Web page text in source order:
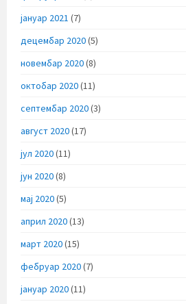
јануар 2021 (7)
децембар 2020(5)
новембар 2020(8)
октобар 2020(11)
септембар 2020(3)
август 2020(17)
јул 2020(11)
јун 2020(8)
мај 2020(5)
април 2020(13)
март 2020(15)
фебруар 2020(7)
јануар 2020(11)